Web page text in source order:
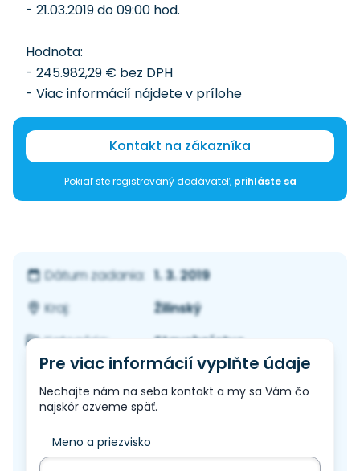
- 21.03.2019 do 09:00 hod.
Hodnota:
- 245.982,29 € bez DPH
- Viac informácií nájdete v prílohe
Kontakt na zákazníka
Pokiaľ ste registrovaný dodávateľ, prihláste sa
Dátum zadania: 1. 3. 2019
Kraj:
Žilinský
Kategória:
Stavebníctvo
Pre viac informácií vyplňte údaje
Nechajte nám na seba kontakt a my sa Vám čo
najskôr ozveme späť.
Meno a priezvisko